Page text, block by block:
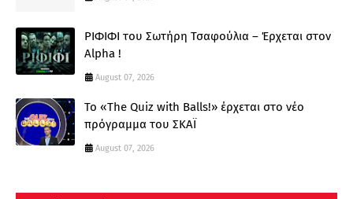
ΡΙΦΙΦΙ του Σωτήρη Τσαφούλια – Έρχεται στον
Alpha !
August 07, 2026
Το «The Quiz with Balls!» έρχεται στο νέο
πρόγραμμα του ΣΚΑΪ
August 07, 2026